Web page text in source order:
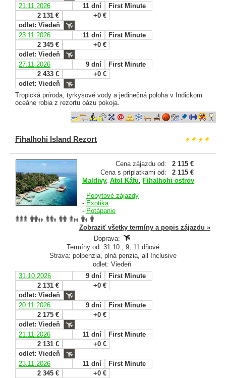
21.11.2026
11 dní
First Minute
2 131 €
+0 €
odlet: Viedeň
23.11.2026
11 dní
First Minute
2 345 €
+0 €
odlet: Viedeň
27.11.2026
9 dní
First Minute
2 433 €
+0 €
odlet: Viedeň
Tropická príroda, tyrkysové vody a jedinečná poloha v Indickom
oceáne robia z rezortu oázu pokoja.
Fihalhohi Island Rezort
Cena zájazdu od:
2 115 €
Cena s príplatkami od:
2 115 €
Maldivy, Atol Káfu, Fihalhohi ostrov
- Pobytové zájazdy
- Exotika
- Potápanie
Zobraziť všetky termíny a popis zájazdu »
Doprava:
Termíny od: 31.10., 9, 11 dňové
Strava: polpenzia, plná penzia, all Inclusive
odlet: Viedeň
31.10.2026
9 dní
First Minute
2 131 €
+0 €
odlet: Viedeň
20.11.2026
9 dní
First Minute
2 175 €
+0 €
odlet: Viedeň
21.11.2026
11 dní
First Minute
2 131 €
+0 €
odlet: Viedeň
23.11.2026
11 dní
First Minute
2 345 €
+0 €